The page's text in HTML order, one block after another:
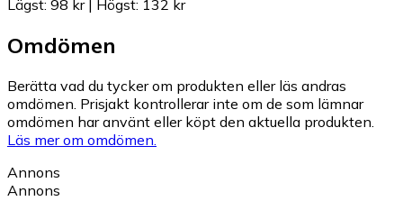
Lägst: 98 kr| Högst: 132 kr
Omdömen
Berätta vad du tycker om produkten eller läs andras
omdömen. Prisjakt kontrollerar inte om de som lämnar
omdömen har använt eller köpt den aktuella produkten.
Läs mer om omdömen.
Annons
Annons